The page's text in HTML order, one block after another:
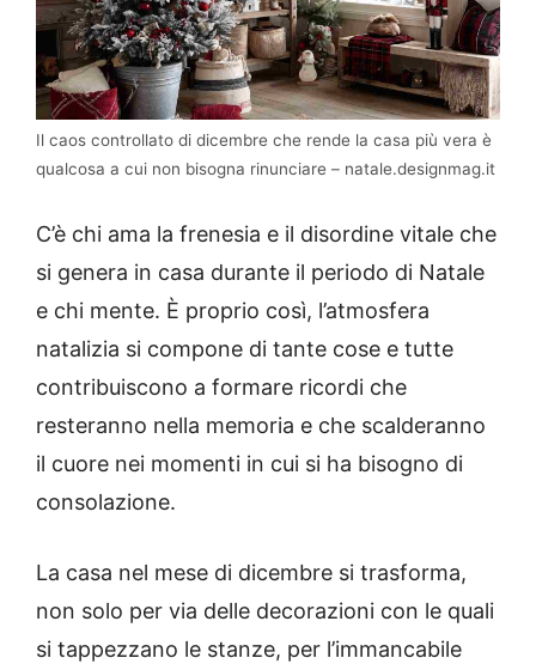
Il caos controllato di dicembre che rende la casa più vera è
qualcosa a cui non bisogna rinunciare – natale.designmag.it
C’è chi ama la frenesia e il disordine vitale che
si genera in casa durante il periodo di Natale
e chi mente. È proprio così, l’atmosfera
natalizia si compone di tante cose e tutte
contribuiscono a formare ricordi che
resteranno nella memoria e che scalderanno
il cuore nei momenti in cui si ha bisogno di
consolazione.
La casa nel mese di dicembre si trasforma,
non solo per via delle decorazioni con le quali
si tappezzano le stanze, per l’immancabile